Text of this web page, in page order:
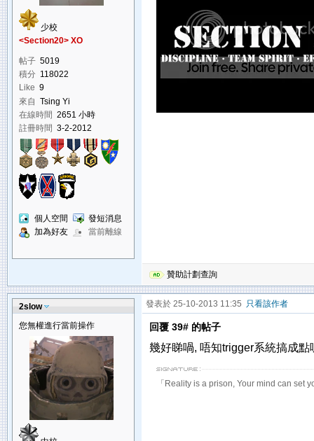
少校
<Section20> XO
帖子 5019
積分 118022
Like 9
來自 Tsing Yi
在線時間 2651 小時
註冊時間 3-2-2012
個人空間
發短消息
加為好友
當前離線
贊助計劃查詢
2slow
您無權進行當前操作
發表於 25-10-2013 11:35 只看該作者
回覆 39# 的帖子
幾好睇喎, 唔知trigger系統搞成點
「Reality is a prison, Your mind can set